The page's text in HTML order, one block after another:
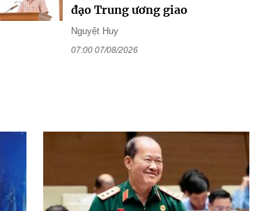
đạo Trung ương giao
Nguyệt Huy
07:00 07/08/2026